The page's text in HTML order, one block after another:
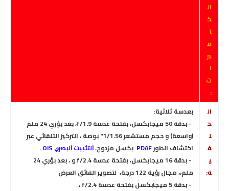
ال
ك
ا
م
ير
ا
ت
:
ال
خ
ل
ف
ي
ة:
بعدسة ثلاثية:
- بدقة 50 ميجابكسل، بفتحة عدسة f/1.9
، بعد بؤري 24 ملم
(واسعة) و حجم مستشعر 1/1.56" بوصة ، التركيز التلقائي عبر
اكتشاف الطورPDAF بكسل مزدوج،ﺍﻟﺘﺜﺒﻴﺖ ﺍﻟﺒﺼﺮﻱ OIS
.
- بدقة 16 ميجابكسل، بفتحة عدسة f/2.4
و
، بعد بؤري 24
ملم،، مجال رؤية 122 درجة،
لتصوير الفائق العرض
- بدقة 5 ميجابكسل بفتحة عدسة f/2.4 ،